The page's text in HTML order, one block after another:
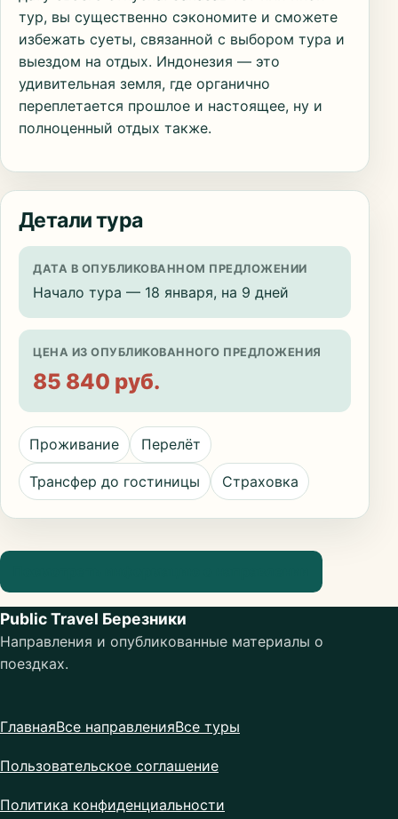
тур, вы существенно сэкономите и сможете
избежать суеты, связанной с выбором тура и
выездом на отдых. Индонезия — это
удивительная земля, где органично
переплетается прошлое и настоящее, ну и
полноценный отдых также.
Детали тура
ДАТА В ОПУБЛИКОВАННОМ ПРЕДЛОЖЕНИИ
Начало тура — 18 января, на 9 дней
ЦЕНА ИЗ ОПУБЛИКОВАННОГО ПРЕДЛОЖЕНИЯ
85 840 руб.
Проживание Перелёт
Трансфер до гостиницы Страховка
Public Travel Березники
Направления и опубликованные материалы о
поездках.
ГлавнаяВсе направленияВсе туры
Пользовательское соглашение
Политика конфиденциальности